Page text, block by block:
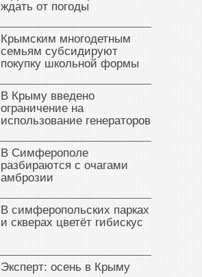
ждать от погоды
Крымским многодетным
семьям субсидируют
покупку школьной формы
В Крыму введено
ограничение на
использование генераторов
В Симферополе
разбираются с очагами
амброзии
В симферопольских парках
и скверах цветёт гибискус
Эксперт: осень в Крыму